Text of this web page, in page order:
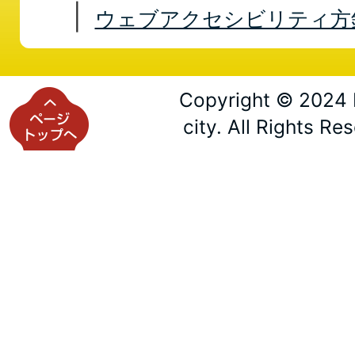
ウェブアクセシビリティ方
Copyright © 2024
city. All Rights